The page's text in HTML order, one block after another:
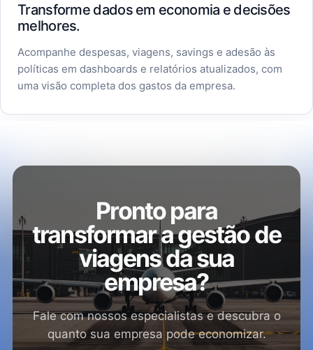
Transforme dados em economia e decisões
melhores.
Acompanhe despesas, viagens, savings e adesão às
políticas em dashboards e relatórios atualizados, com
uma visão completa dos gastos da empresa.
Pronto para
transformar a gestão de
viagens da sua
empresa?
Fale com nossos especialistas e descubra o
quanto sua empresa pode economizar.